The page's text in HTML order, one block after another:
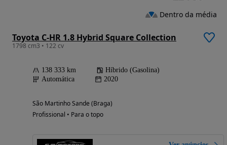
Toyota C-HR 1.8 Hybrid Square Collection
1798 cm3 • 122 cv
138 333 km
Híbrido (Gasolina)
Automática
2020
São Martinho Sande (Braga)
Profissional • Para o topo
Dentro da média